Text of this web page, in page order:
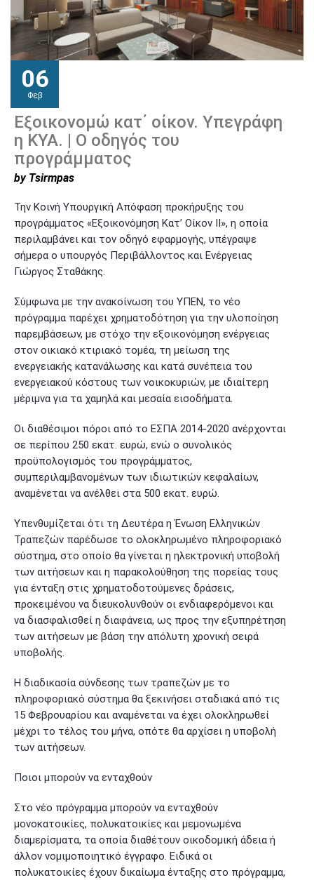
Εξοικονομώ κατ΄ οίκον. Υπεγράφη
η ΚΥΑ. | Ο οδηγός του
προγράμματος
06
Φεβ
by Tsirmpas
Την Κοινή Υπουργική Απόφαση προκήρυξης του
προγράμματος «Εξοικονόμηση Κατ’ Οίκον ΙΙ», η οποία
περιλαμβάνει και τον οδηγό εφαρμογής, υπέγραψε
σήμερα ο υπουργός Περιβάλλοντος και Ενέργειας
Γιώργος Σταθάκης.
Σύμφωνα με την ανακοίνωση του ΥΠΕΝ, το νέο
πρόγραμμα παρέχει χρηματοδότηση για την υλοποίηση
παρεμβάσεων, με στόχο την εξοικονόμηση ενέργειας
στον οικιακό κτιριακό τομέα, τη μείωση της
ενεργειακής κατανάλωσης και κατά συνέπεια του
ενεργειακού κόστους των νοικοκυριών, με ιδιαίτερη
μέριμνα για τα χαμηλά και μεσαία εισοδήματα.
Οι διαθέσιμοι πόροι από το ΕΣΠΑ 2014-2020 ανέρχονται
σε περίπου 250 εκατ. ευρώ, ενώ ο συνολικός
προϋπολογισμός του προγράμματος,
συμπεριλαμβανομένων των ιδιωτικών κεφαλαίων,
αναμένεται να ανέλθει στα 500 εκατ. ευρώ.
Υπενθυμίζεται ότι τη Δευτέρα η Ένωση Ελληνικών
Τραπεζών παρέδωσε το ολοκληρωμένο πληροφοριακό
σύστημα, στο οποίο θα γίνεται η ηλεκτρονική υποβολή
των αιτήσεων και η παρακολούθηση της πορείας τους
για ένταξη στις χρηματοδοτούμενες δράσεις,
προκειμένου να διευκολυνθούν οι ενδιαφερόμενοι και
να διασφαλισθεί η διαφάνεια, ως προς την εξυπηρέτηση
των αιτήσεων με βάση την απόλυτη χρονική σειρά
υποβολής.
Η διαδικασία σύνδεσης των τραπεζών με το
πληροφοριακό σύστημα θα ξεκινήσει σταδιακά από τις
15 Φεβρουαρίου και αναμένεται να έχει ολοκληρωθεί
μέχρι το τέλος του μήνα, οπότε θα αρχίσει η υποβολή
των αιτήσεων.
Ποιοι μπορούν να ενταχθούν
Στο νέο πρόγραμμα μπορούν να ενταχθούν
μονοκατοικίες, πολυκατοικίες και μεμονωμένα
διαμερίσματα, τα οποία διαθέτουν οικοδομική άδεια ή
άλλον νομιμοποιητικό έγγραφο. Ειδικά οι
πολυκατοικίες έχουν δικαίωμα ένταξης στο πρόγραμμα,